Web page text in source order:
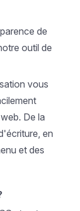
de
outil de
vous
De la
en
et des